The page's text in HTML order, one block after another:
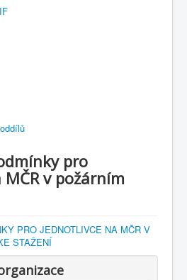
pro
v požárním
PRO JEDNOTLIVCE NA MČR V
STAŽENÍ